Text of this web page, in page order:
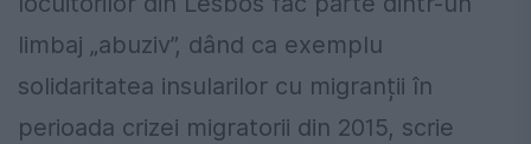
limbaj „abuziv”, dând ca exemplu
solidaritatea insularilor cu migranții în
perioada crizei migratorii din 2015, scrie